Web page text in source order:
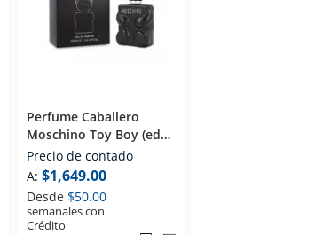
Perfume Caballero
Moschino Toy Boy (edp)
Eau De Parfum 100 Ml
Precio de contado
A: $1,649.00
Desde $50.00
semanales con
Crédito